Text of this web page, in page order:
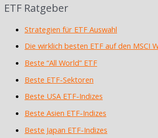
ETF Ratgeber
Strategien für ETF Auswahl
Die wirklich besten ETF auf den MSCI
Beste “All World” ETF
Beste ETF-Sektoren
Beste USA ETF-Indizes
Beste Asien ETF-Indizes
Beste Japan ETF-Indizes